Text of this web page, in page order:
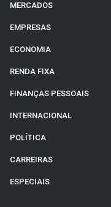
MERCADOS
EMPRESAS
ECONOMIA
RENDA FIXA
FINANÇAS PESSOAIS
INTERNACIONAL
POLÍTICA
CARREIRAS
ESPECIAIS